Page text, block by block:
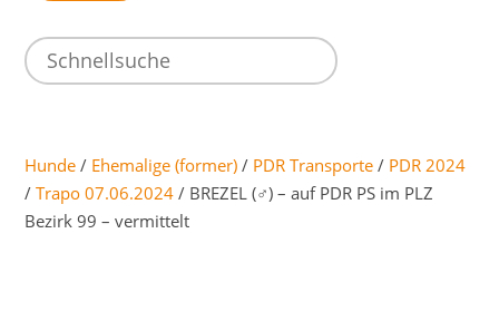
Hunde / Ehemalige (former) / PDR Transporte / PDR 2024
/Trapo 07.06.2024 / BREZEL (♂) – auf PDR PS im PLZ
Bezirk 99 – vermittelt